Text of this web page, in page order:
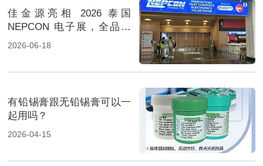
佳金源亮相 2026 泰国
NEPCON 电子展，全品类
焊料重磅展出，高性能锡膏
2026-06-18
有铅锡膏跟无铅锡膏可以一
起用吗？
2026-04-15